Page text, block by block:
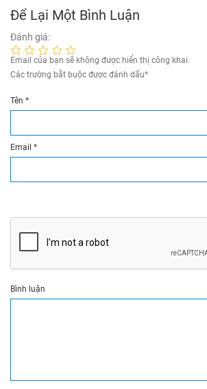
Để Lại Một Bình Luận
Đánh giá:
Email của bạn sẽ không được hiển thị công khai.
Các trường bắt buộc được đánh dấu*
Tên *
Email *
Bình luận